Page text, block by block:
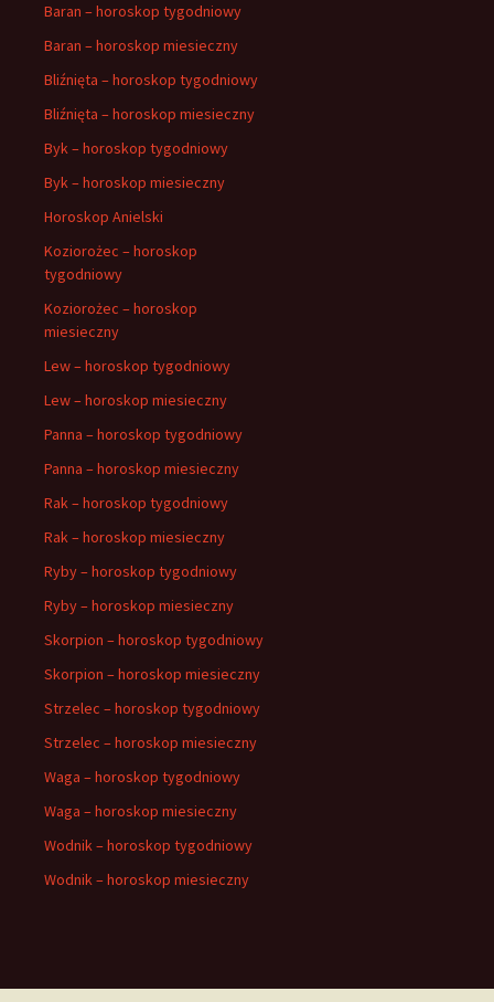
Baran – horoskop tygodniowy
Baran – horoskop miesieczny
Bliźnięta – horoskop tygodniowy
Bliźnięta – horoskop miesieczny
Byk – horoskop tygodniowy
Byk – horoskop miesieczny
Horoskop Anielski
Koziorożec – horoskop
tygodniowy
Koziorożec – horoskop
miesieczny
Lew – horoskop tygodniowy
Lew – horoskop miesieczny
Panna – horoskop tygodniowy
Panna – horoskop miesieczny
Rak – horoskop tygodniowy
Rak – horoskop miesieczny
Ryby – horoskop tygodniowy
Ryby – horoskop miesieczny
Skorpion – horoskop tygodniowy
Skorpion – horoskop miesieczny
Strzelec – horoskop tygodniowy
Strzelec – horoskop miesieczny
Waga – horoskop tygodniowy
Waga – horoskop miesieczny
Wodnik – horoskop tygodniowy
Wodnik – horoskop miesieczny